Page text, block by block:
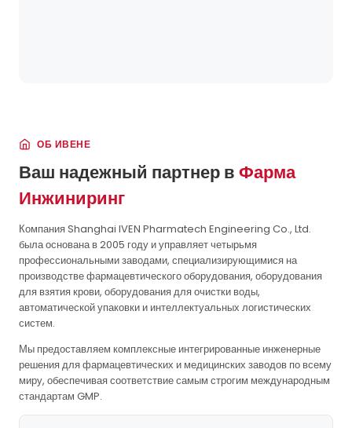
ОБ ИВЕНЕ
Ваш надежный партнер вФарма
Инжиниринг
Компания Shanghai IVEN Pharmatech Engineering Co., Ltd.
была основана в 2005 году и управляет четырьмя
профессиональными заводами, специализирующимися на
производстве фармацевтического оборудования, оборудования
для взятия крови, оборудования для очистки воды,
автоматической упаковки и интеллектуальных логистических
систем.
Мы предоставляем комплексные интегрированные инженерные
решения для фармацевтических и медицинских заводов по всему
миру, обеспечивая соответствие самым строгим международным
стандартам GMP.